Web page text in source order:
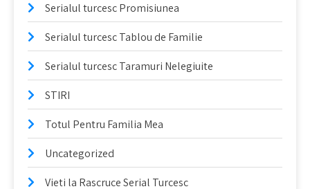
Serialul turcesc Promisiunea
Serialul turcesc Tablou de Familie
Serialul turcesc Taramuri Nelegiuite
STIRI
Totul Pentru Familia Mea
Uncategorized
Vieti la Rascruce Serial Turcesc